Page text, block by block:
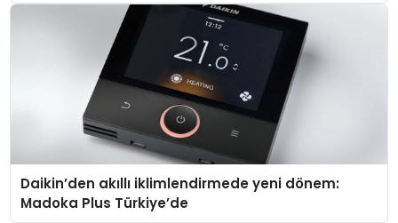
Daikin’den akıllı iklimlendirmede yeni dönem:
Madoka Plus Türkiye’de